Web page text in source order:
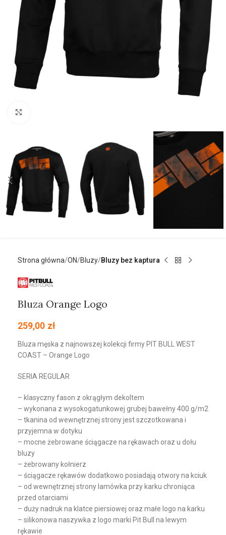
Strona główna ON Bluzy Bluzy bez kaptura
Bluza Orange Logo
259,00 zł
Bluza męska z najnowszej kolekcji firmy PIT BULL WEST
COAST – Orange Logo
SERIA REGULAR
– klasyczny fason z okrągłym dekoltem
– wykonana z wysokogatunkowej grubej bawełny 400 g/m2
– tkanina od wewnętrznej strony jest szczotkowana i
przyjemna w dotyku
– mocne żebrowane ściągacze na rękawach oraz u dołu
bluzy
– żebrowany kołnierz
– ściągacze rękawów dodatkowo posiadają otwory na kciuk
– od wewnętrznej strony lamówka przy karku chroniąca
przed otarciami
– duży nadruk na klatce piersiowej oraz małe logo na karku
– silikonowa naszywka z logo marki Pit Bull na lewym
rękawie